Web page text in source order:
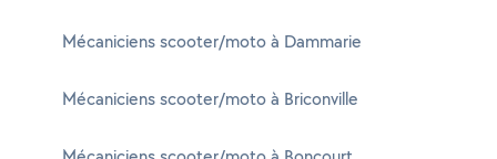
Mécaniciens scooter/moto à Dammarie
Mécaniciens scooter/moto à Briconville